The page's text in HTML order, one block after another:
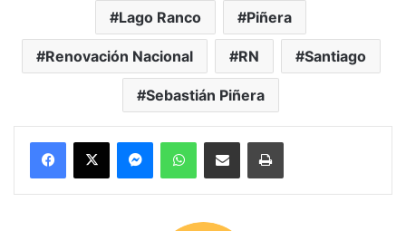
Lago Ranco Piñera
Renovación Nacional RN Santiago
Sebastián Piñera